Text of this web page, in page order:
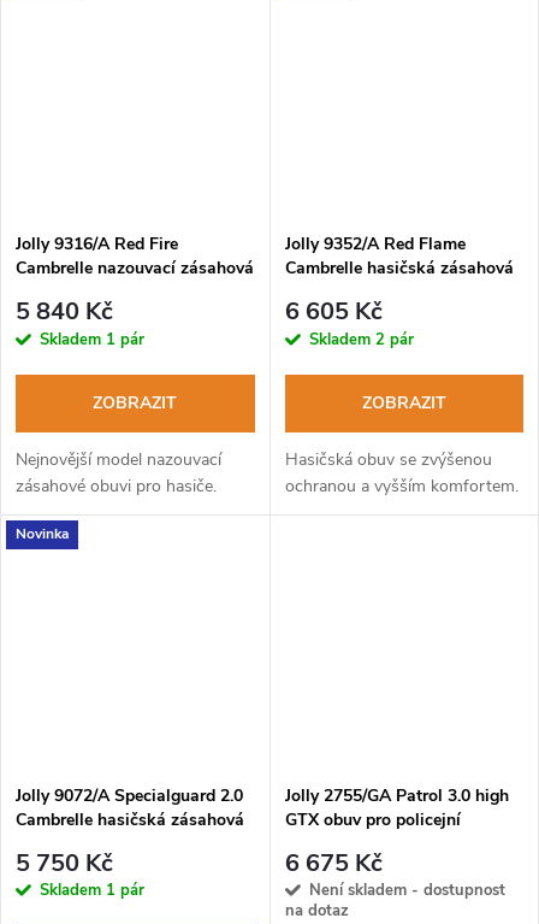
Jolly 9316/A Red Fire
Cambrelle nazouvací zásahová
5 840 Kč
Skladem 1 pár
ZOBRAZIT
Nejnovější model nazouvací
zásahové obuvi pro hasiče.
Jolly 9352/A Red Flame
Cambrelle hasičská zásahová
6 605 Kč
Skladem 2 pár
ZOBRAZIT
Hasičská obuv se zvýšenou
ochranou a vyšším komfortem.
Novinka
Jolly 9072/A Specialguard 2.0
Cambrelle hasičská zásahová
5 750 Kč
Skladem 1 pár
Jolly 2755/GA Patrol 3.0 high
GTX obuv pro policejní
6 675 Kč
Není skladem - dostupnost
na dotaz